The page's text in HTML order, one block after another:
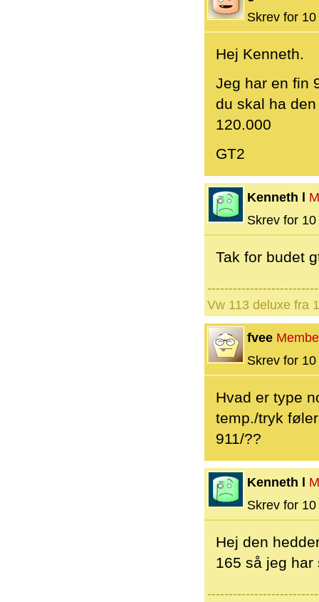
Skrev for
Hej Kenneth.
Jeg har en fin
du skal ha
120.000
GT2
Kenneth l
Skrev for
Tak for budet
Vw 113 deluxe fra
fvee
Skrev for
Hvad er type
temp./tryk
911/??
Kenneth l
Skrev for
Hej den
165 så jeg har